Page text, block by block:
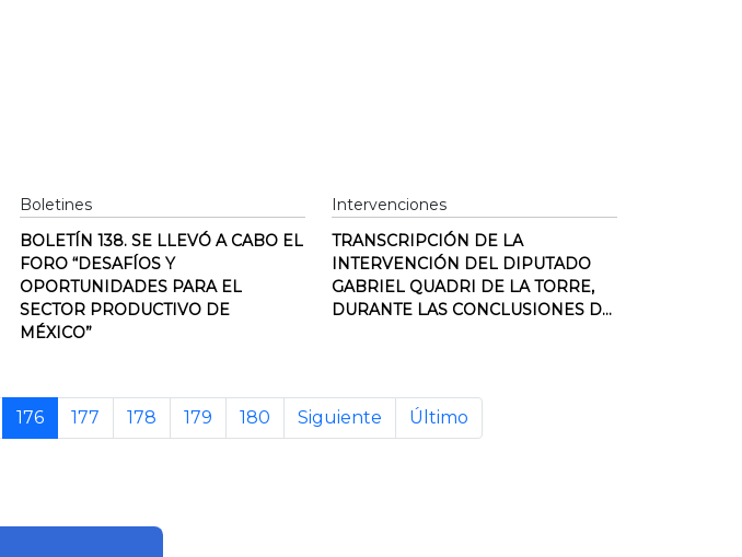
Boletines
BOLETÍN 138. SE LLEVÓ A CABO EL
FORO “DESAFÍOS Y
OPORTUNIDADES PARA EL
SECTOR PRODUCTIVO DE
MÉXICO”
Intervenciones
TRANSCRIPCIÓN DE LA
INTERVENCIÓN DEL DIPUTADO
GABRIEL QUADRI DE LA TORRE,
DURANTE LAS CONCLUSIONES D...
176 177 178 179 180 Siguiente Último